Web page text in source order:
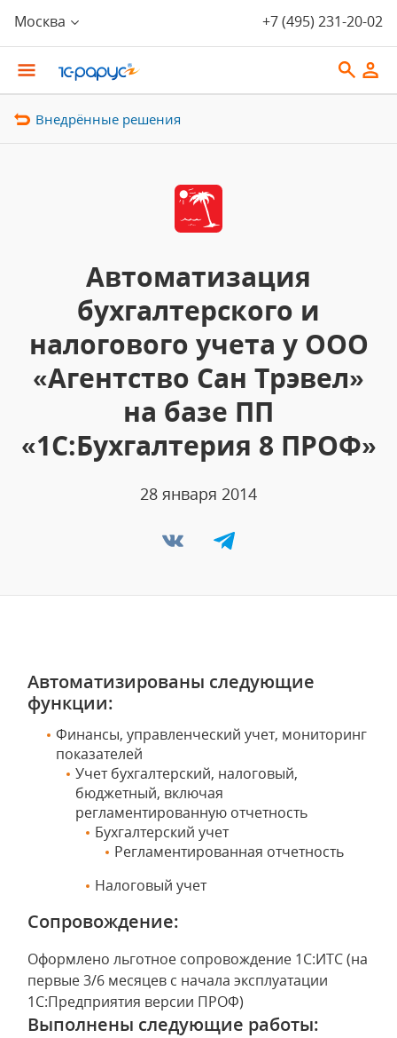
Москва +7 (495) 231-20-02
Внедрённые решения
Автоматизация
бухгалтерского и
налогового учета у ООО
«Агентство Сан Трэвел»
на базе ПП
«1C:Бухгалтерия 8 ПРОФ»
28 января 2014
Автоматизированы следующие
функции:
Финансы, управленческий учет, мониторинг
показателей
Учет бухгалтерский, налоговый,
бюджетный, включая
регламентированную отчетность
Бухгалтерский учет
Регламентированная отчетность
Налоговый учет
Сопровождение:
Оформлено льготное сопровождение 1С:ИТС (на
первые 3/6 месяцев с начала эксплуатации
1С:Предприятия версии ПРОФ)
Выполнены следующие работы: